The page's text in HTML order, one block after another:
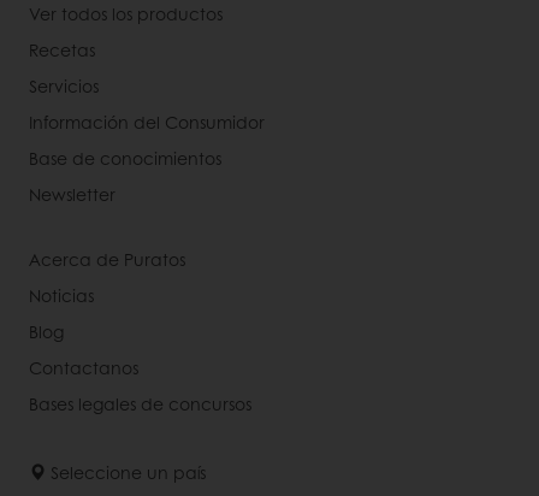
Ver todos los productos
Recetas
Servicios
Información del Consumidor
Base de conocimientos
Newsletter
Acerca de Puratos
Noticias
Blog
Contactanos
Bases legales de concursos
Seleccione un país